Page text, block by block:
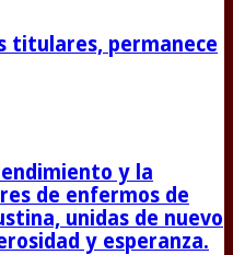
titulares, permanece
y la
de enfermos de
unidas de nuevo
y esperanza.